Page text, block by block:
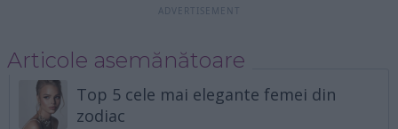
Articole asemănătoare
Top 5 cele mai elegante femei din
zodiac